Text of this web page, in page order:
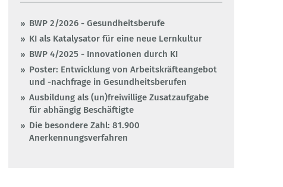
BWP 2/2026 - Gesundheitsberufe
KI als Katalysator für eine neue Lernkultur
BWP 4/2025 - Innovationen durch KI
Poster: Entwicklung von Arbeitskräfteangebot
und -nachfrage in Gesundheitsberufen
Ausbildung als (un)freiwillige Zusatzaufgabe
für abhängig Beschäftigte
Die besondere Zahl: 81.900
Anerkennungsverfahren